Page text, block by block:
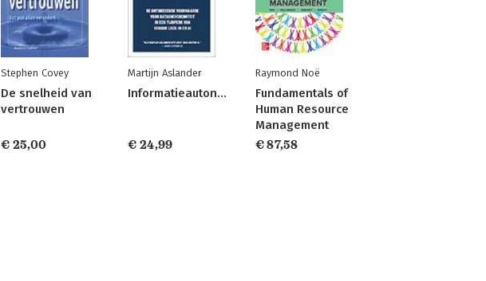
Stephen Covey
De snelheid van
vertrouwen
€ 25,00
Martijn Aslander
Informatieautonomie
€ 24,99
Raymond Noë
Fundamentals of
Human Resource
Management
€ 87,58